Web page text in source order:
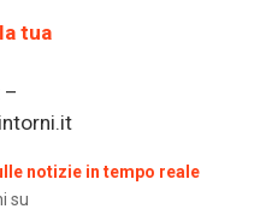
tua
–
notizie in tempo reale
su